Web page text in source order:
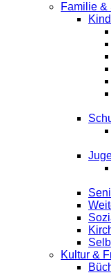
Familie &
Kultur &